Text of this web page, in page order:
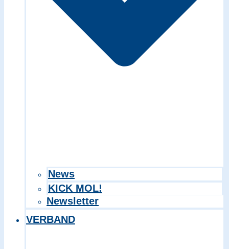
News
KICK MOL!
Newsletter
VERBAND
Search in content